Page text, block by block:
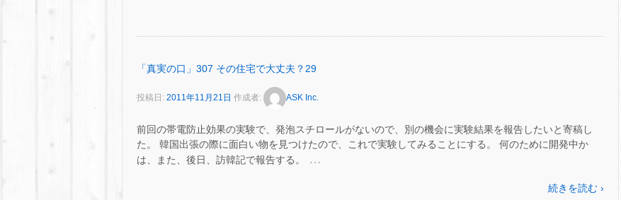
「真実の口」307 その住宅で大丈夫？29
投稿日: 2011年11月21日 作成者: ASK Inc.
前回の帯電防止効果の実験で、発泡スチロールがないので、別の機会に実験結果を報告したいと寄稿し
た。 韓国出張の際に面白い物を見つけたので、これで実験してみることにする。 何のために開発中か
は、また、後日、訪韓記で報告する。
…
続きを読む ›